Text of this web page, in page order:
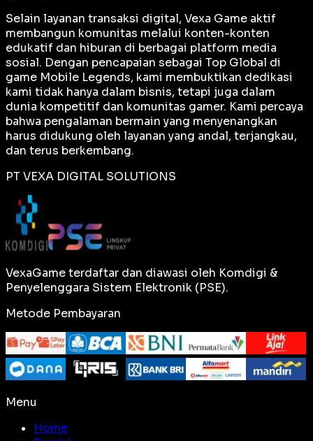
Selain layanan transaksi digital, Vexa Game aktif
membangun komunitas melalui konten-konten
edukatif dan hiburan di berbagai platform media
sosial. Dengan pencapaian sebagai Top Global di
game Mobile Legends, kami membuktikan dedikasi
kami tidak hanya dalam bisnis, tetapi juga dalam
dunia kompetitif dan komunitas gamer. Kami percaya
bahwa pengalaman bermain yang menyenangkan
harus didukung oleh layanan yang andal, terjangkau,
dan terus berkembang.
PT VEXA DIGITAL SOLUTIONS
VexaGame terdaftar dan diawasi oleh Komdigi &
Penyelenggara Sistem Elektronik (PSE).
Metode Pembayaran
Menu
Home